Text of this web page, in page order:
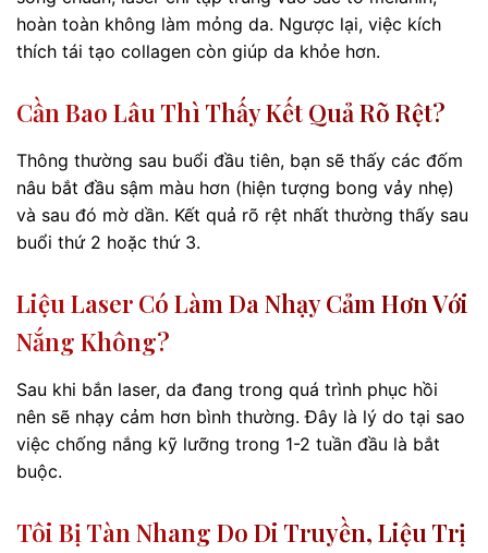
hoàn toàn không làm mỏng da. Ngược lại, việc kích
thích tái tạo collagen còn giúp da khỏe hơn.
Cần Bao Lâu Thì Thấy Kết Quả Rõ Rệt?
Thông thường sau buổi đầu tiên, bạn sẽ thấy các đốm
nâu bắt đầu sậm màu hơn (hiện tượng bong vảy nhẹ)
và sau đó mờ dần. Kết quả rõ rệt nhất thường thấy sau
buổi thứ 2 hoặc thứ 3.
Liệu Laser Có Làm Da Nhạy Cảm Hơn Với
Nắng Không?
Sau khi bắn laser, da đang trong quá trình phục hồi
nên sẽ nhạy cảm hơn bình thường. Đây là lý do tại sao
việc chống nắng kỹ lưỡng trong 1-2 tuần đầu là bắt
buộc.
Tôi Bị Tàn Nhang Do Di Truyền, Liệu Trị